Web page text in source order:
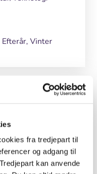
fra tredjepart til
og adgang til
kan anvende
Efterår, Vinter